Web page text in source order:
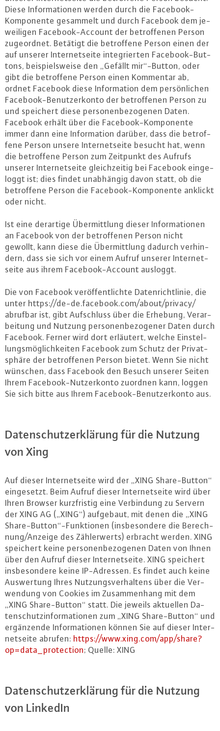
Diese In­for­ma­tio­nen werden durch die Face­book-
Kom­po­nen­te gesammelt und durch Facebook dem je­
wei­li­gen Face­book-Ac­count der be­trof­fe­nen Person
zu­ge­ord­net. Betätigt die be­trof­fe­ne Person einen der
auf unserer In­ter­net­sei­te in­te­grier­ten Face­book-But­
tons, bei­spiels­wei­se den „Gefällt mir“-Button, oder
gibt die be­trof­fe­ne Person einen Kommentar ab,
ordnet Facebook diese In­for­ma­ti­on dem per­sön­li­chen
Face­book-Be­nut­zer­kon­to der be­trof­fe­nen Person zu
und speichert diese per­so­nen­be­zo­ge­nen Daten.
Facebook erhält über die Face­book-Kom­po­nen­te
immer dann eine In­for­ma­ti­on darüber, dass die be­trof­
fe­ne Person unsere In­ter­net­sei­te besucht hat, wenn
die be­trof­fe­ne Person zum Zeitpunkt des Aufrufs
unserer In­ter­net­sei­te gleich­zei­tig bei Facebook ein­ge­
loggt ist; dies findet un­ab­hän­gig davon statt, ob die
be­trof­fe­ne Person die Face­book-Kom­po­nen­te anklickt
oder nicht.
Ist eine derartige Über­mitt­lung dieser In­for­ma­tio­nen
an Facebook von der be­trof­fe­nen Person nicht
gewollt, kann diese die Über­mitt­lung dadurch ver­hin­
dern, dass sie sich vor einem Aufruf unserer In­ter­net­
sei­te aus ihrem Face­book-Ac­count ausloggt.
Die von Facebook ver­öf­fent­lich­te Da­ten­richt­li­nie, die
unter https://​de-​de.​facebook.​com/​about/​privacy/
abrufbar ist, gibt Auf­schluss über die Erhebung, Ver­ar­
bei­tung und Nutzung per­so­nen­be­zo­ge­ner Daten durch
Facebook. Ferner wird dort erläutert, welche Ein­stel­
lungs­mög­lich­kei­ten Facebook zum Schutz der Pri­vat­
sphä­re der be­trof­fe­nen Person bietet. Wenn Sie nicht
wünschen, dass Facebook den Besuch unserer Seiten
Ihrem Face­book-Nut­zer­kon­to zuordnen kann, loggen
Sie sich bitte aus Ihrem Face­book-Be­nut­zer­kon­to aus.
Da­ten­schutz­er­klä­rung für die Nutzung
von Xing
Auf dieser In­ter­net­sei­te wird der „XING Sha­re-But­ton“
ein­ge­setzt. Beim Aufruf dieser In­ter­net­sei­te wird über
Ihren Browser kurz­fris­tig eine Ver­bin­dung zu Servern
der XING AG („XING“) aufgebaut, mit denen die „XING
Sha­re-But­ton“-Funk­tio­nen (ins­be­son­de­re die Be­rech­
nung/Anzeige des Zäh­ler­werts) erbracht werden. XING
speichert keine per­so­nen­be­zo­ge­nen Daten von Ihnen
über den Aufruf dieser In­ter­net­sei­te. XING speichert
ins­be­son­de­re keine IP-Adres­sen. Es findet auch keine
Aus­wer­tung Ihres Nut­zungs­ver­hal­tens über die Ver­
wen­dung von Cookies im Zu­sam­men­hang mit dem
„XING Sha­re-But­ton“ statt. Die jeweils aktuellen Da­
ten­schutz­in­for­ma­tio­nen zum „XING Sha­re-But­ton“ und
er­gän­zen­de In­for­ma­tio­nen können Sie auf dieser In­ter­
net­sei­te abrufen: https://​www.​xing.​com/​app/​share?​
op=data_​protection; Quelle: XING
Da­ten­schutz­er­klä­rung für die Nutzung
von LinkedIn